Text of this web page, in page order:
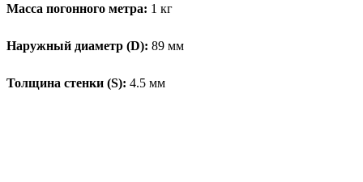
Масса погонного метра: 1 кг
Наружный диаметр (D): 89 мм
Толщина стенки (S): 4.5 мм